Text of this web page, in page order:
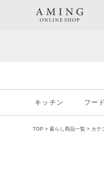
HOT KEY
キッチン フー
TOP 暮らし商品一覧 カテ